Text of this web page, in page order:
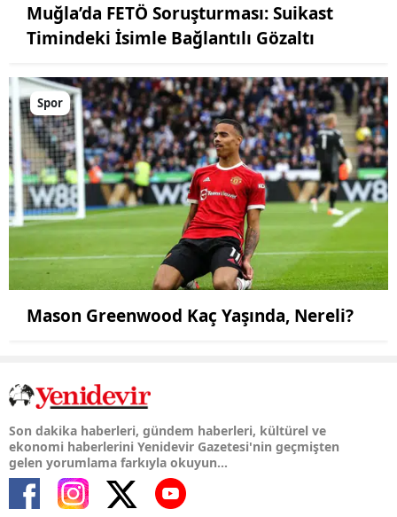
Muğla’da FETÖ Soruşturması: Suikast
Timindeki İsimle Bağlantılı Gözaltı
Spor
Mason Greenwood Kaç Yaşında, Nereli?
Son dakika haberleri, gündem haberleri, kültürel ve
ekonomi haberlerini Yenidevir Gazetesi'nin geçmişten
gelen yorumlama farkıyla okuyun...